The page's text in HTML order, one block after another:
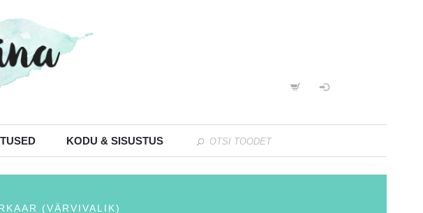
KODU & SISUSTUS
(VÄRVIVALIK)